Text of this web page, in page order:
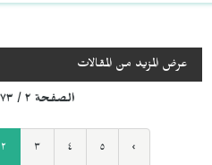
عرض المزيد من المقالات
الصفحة ٢ / ٧٣
٢ ٣ ٤ ٥ ›